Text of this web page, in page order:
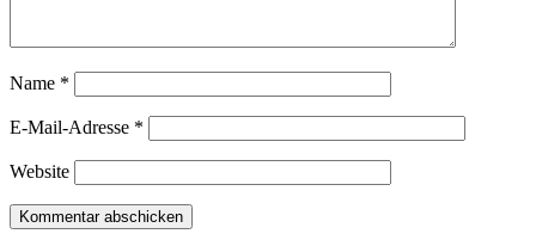
Name *
E-Mail-Adresse *
Website